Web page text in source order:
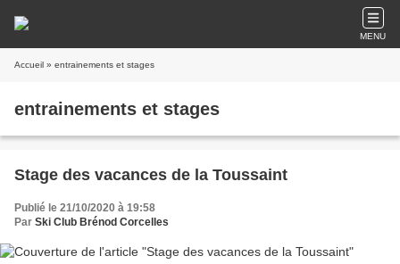
MENU
Accueil » entrainements et stages
entrainements et stages
Stage des vacances de la Toussaint
Publié le 21/10/2020 à 19:58
Par Ski Club Brénod Corcelles